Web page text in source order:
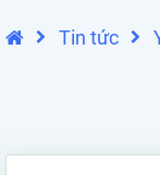
Tin tức